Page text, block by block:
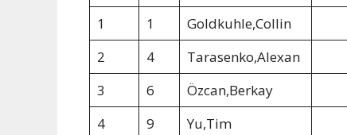
1
1 Goldkuhle,Collin
2
4 Tarasenko,Alexan
3
6 Özcan,Berkay
4
9 Yu,Tim